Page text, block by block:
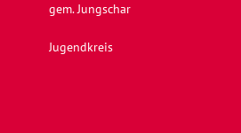
gem. Jungschar
Jugendkreis